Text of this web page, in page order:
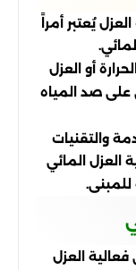
يُعتبر أمراً
أو العزل
على صد المياه
والتقنيات
العزل المائي
فعالية العزل